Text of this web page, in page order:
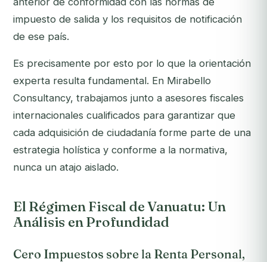
impuesto de salida y los requisitos de notificación
de ese país.
Es precisamente por esto por lo que la orientación
experta resulta fundamental. En Mirabello
Consultancy, trabajamos junto a asesores fiscales
internacionales cualificados para garantizar que
cada adquisición de ciudadanía forme parte de una
estrategia holística y conforme a la normativa,
nunca un atajo aislado.
El Régimen Fiscal de Vanuatu: Un
Análisis en Profundidad
Cero Impuestos sobre la Renta Personal,